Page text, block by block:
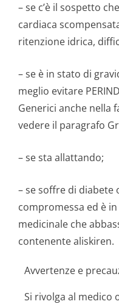
– se c’è il sospetto
cardiaca
ritenzione idrica,
– se è in stato di
meglio evitare
Generici anche nella
vedere il paragrafo
– se sta allattando;
– se soffre di diabete
compromessa ed è
medicinale che
contenente aliskiren.
Avvertenze e
Si rivolga al medico